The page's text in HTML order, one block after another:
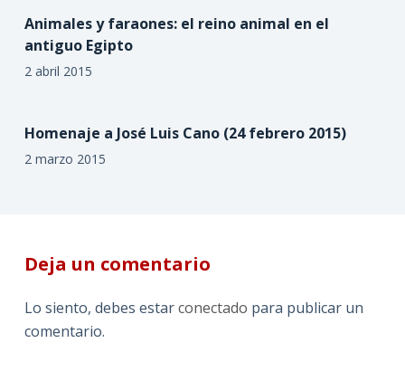
Animales y faraones: el reino animal en el
antiguo Egipto
2 abril 2015
Homenaje a José Luis Cano (24 febrero 2015)
2 marzo 2015
Deja un comentario
Lo siento, debes estarconectado para publicar un
comentario.